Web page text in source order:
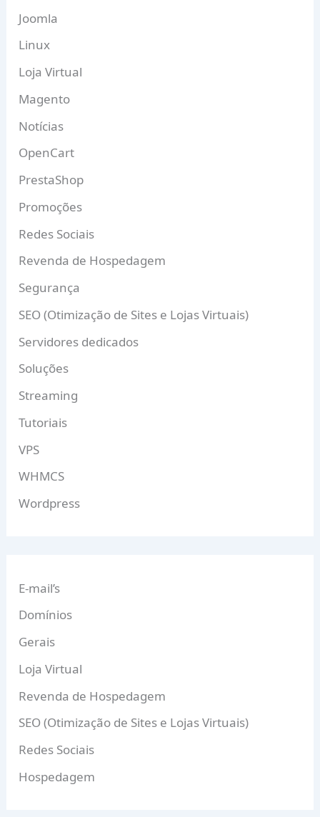
Joomla
Linux
Loja Virtual
Magento
Notícias
OpenCart
PrestaShop
Promoções
Redes Sociais
Revenda de Hospedagem
Segurança
SEO (Otimização de Sites e Lojas Virtuais)
Servidores dedicados
Soluções
Streaming
Tutoriais
VPS
WHMCS
Wordpress
E-mail’s
Domínios
Gerais
Loja Virtual
Revenda de Hospedagem
SEO (Otimização de Sites e Lojas Virtuais)
Redes Sociais
Hospedagem